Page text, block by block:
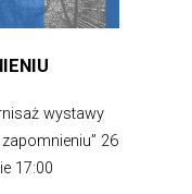
wystawy
26
17:00